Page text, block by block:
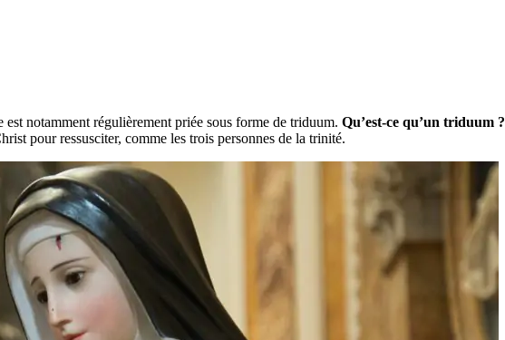
est notamment régulièrement priée sous forme de triduum. Qu’est-ce qu’un triduum ?
pour ressusciter, comme les trois personnes de la trinité.